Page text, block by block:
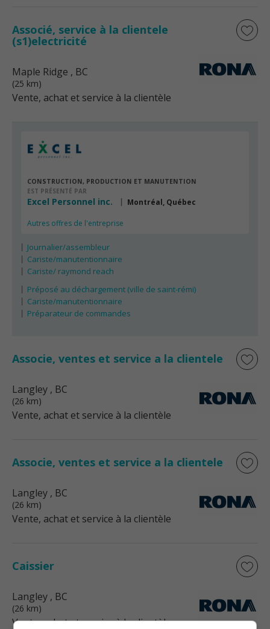
Associé, service à la clientele
(s1)electricité
Maple Ridge , BC
(25 km)
Vente, achat et service à la clientèle
CONSTRUCTION, PRODUCTION ET MANUTENTION
EST PRÉSENTÉ PAR
Excel Personnel inc. Montréal, Québec
Autres offres de l'entreprise
Journalier/assembleur
Cariste/manutentionnaire
Cariste/ raymond reach
Préposé au déchargement (ville de saint-rémi)
Cariste/manutentionnaire
Préparateur de commandes
Associe, ventes et service a la clientele
Langley , BC
(26 km)
Vente, achat et service à la clientèle
Associe, ventes et service a la clientele
Langley , BC
(26 km)
Vente, achat et service à la clientèle
Caissier
Langley , BC
(26 km)
Vente, achat et service à la clientèle